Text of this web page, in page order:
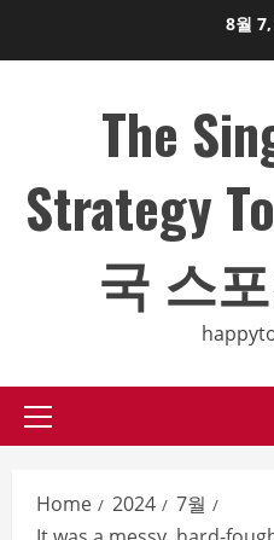
8월
The
Strategy
국 스
Primary
Home 2024
7월